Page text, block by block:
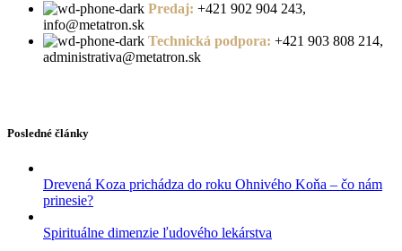
Predaj: +421 902 904 243,
info@metatron.sk
Technická podpora: +421 903 808 214,
administrativa@metatron.sk
Posledné články
Drevená Koza prichádza do roku Ohnivého Koňa – čo nám
prinesie?
Spirituálne dimenzie ľudového lekárstva